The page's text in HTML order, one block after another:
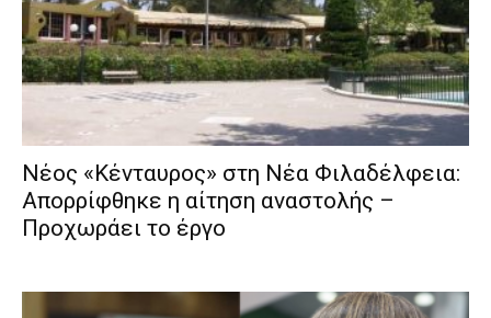
Νέος «Κένταυρος» στη Νέα Φιλαδέλφεια:
Απορρίφθηκε η αίτηση αναστολής –
Προχωράει το έργο